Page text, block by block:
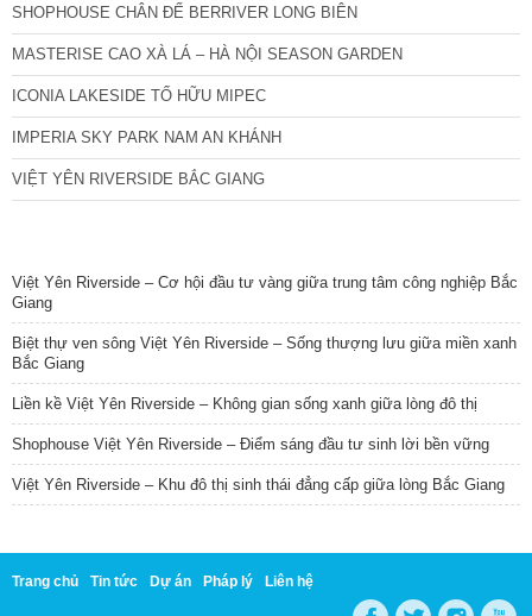
SHOPHOUSE CHÂN ĐẾ BERRIVER LONG BIÊN
MASTERISE CAO XÀ LÁ – HÀ NỘI SEASON GARDEN
ICONIA LAKESIDE TỐ HỮU MIPEC
IMPERIA SKY PARK NAM AN KHÁNH
VIỆT YÊN RIVERSIDE BẮC GIANG
Việt Yên Riverside – Cơ hội đầu tư vàng giữa trung tâm công nghiệp Bắc
Giang
Biệt thự ven sông Việt Yên Riverside – Sống thượng lưu giữa miền xanh
Bắc Giang
Liền kề Việt Yên Riverside – Không gian sống xanh giữa lòng đô thị
Shophouse Việt Yên Riverside – Điểm sáng đầu tư sinh lời bền vững
Việt Yên Riverside – Khu đô thị sinh thái đẳng cấp giữa lòng Bắc Giang
Trang chủ Tin tức Dự án Pháp lý Liên hệ